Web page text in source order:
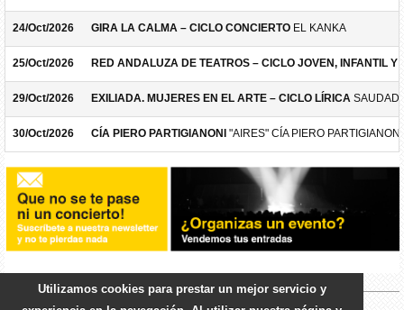
24/Oct/2026 GIRA LA CALMA – CICLO CONCIERTO EL KANKA
25/Oct/2026 RED ANDALUZA DE TEATROS – CICLO JOVEN, INFANTIL Y
29/Oct/2026 EXILIADA. MUJERES EN EL ARTE – CICLO LÍRICA
30/Oct/2026 CÍA PIERO PARTIGIANONI "AIRES" CÍA PIERO PARTIGIANONI
Utilizamos cookies para prestar un mejor servicio y